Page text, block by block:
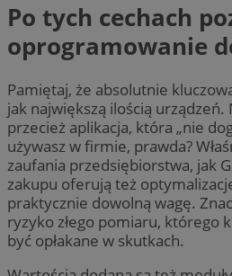
Po tych cechach
oprogramowanie
Pamiętaj, że absolutnie
jak największą ilością urządzeń.
przecież aplikacja, która „nie
używasz w firmie, prawda?
zaufania przedsiębiorstwa, jak
zakupu oferują też
praktycznie dowolną wagę.
ryzyko złego pomiaru, którego
być opłakane w skutkach.